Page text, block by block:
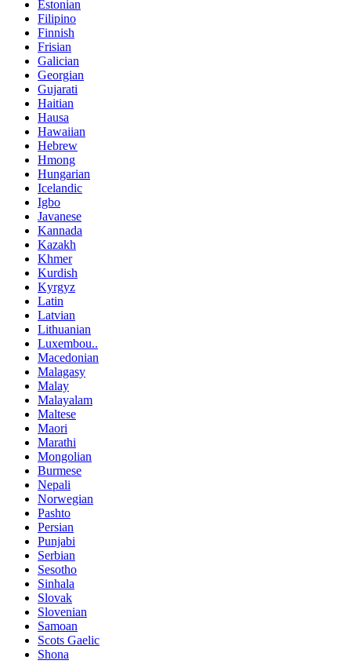
Estonian
Filipino
Finnish
Frisian
Galician
Georgian
Gujarati
Haitian
Hausa
Hawaiian
Hebrew
Hmong
Hungarian
Icelandic
Igbo
Javanese
Kannada
Kazakh
Khmer
Kurdish
Kyrgyz
Latin
Latvian
Lithuanian
Luxembou..
Macedonian
Malagasy
Malay
Malayalam
Maltese
Maori
Marathi
Mongolian
Burmese
Nepali
Norwegian
Pashto
Persian
Punjabi
Serbian
Sesotho
Sinhala
Slovak
Slovenian
Samoan
Scots Gaelic
Shona